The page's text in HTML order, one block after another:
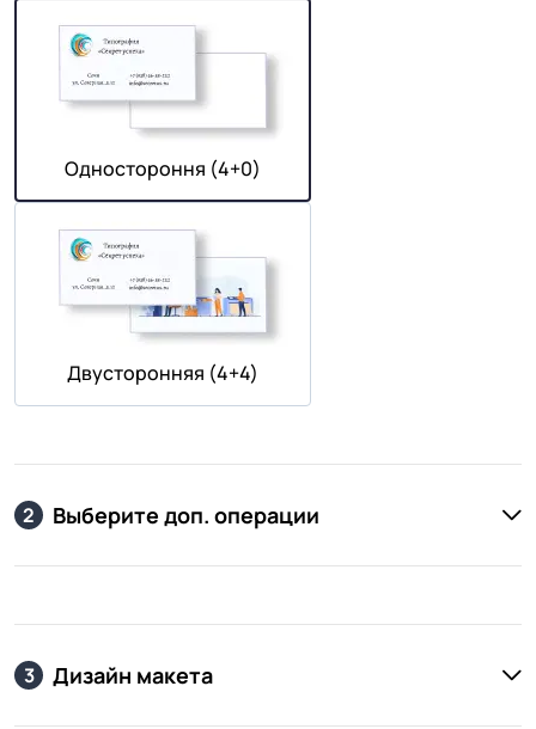
Одностороння (4+0)
Двусторонняя (4+4)
2 Выберите доп. операции
3 Дизайн макета